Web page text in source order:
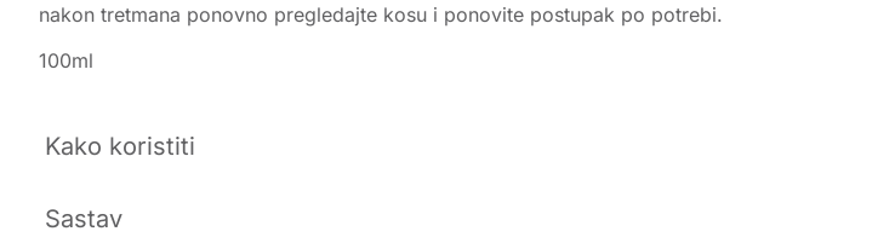
nakon tretmana ponovno pregledajte kosu i ponovite postupak po potrebi.
100ml
Kako koristiti
Sastav